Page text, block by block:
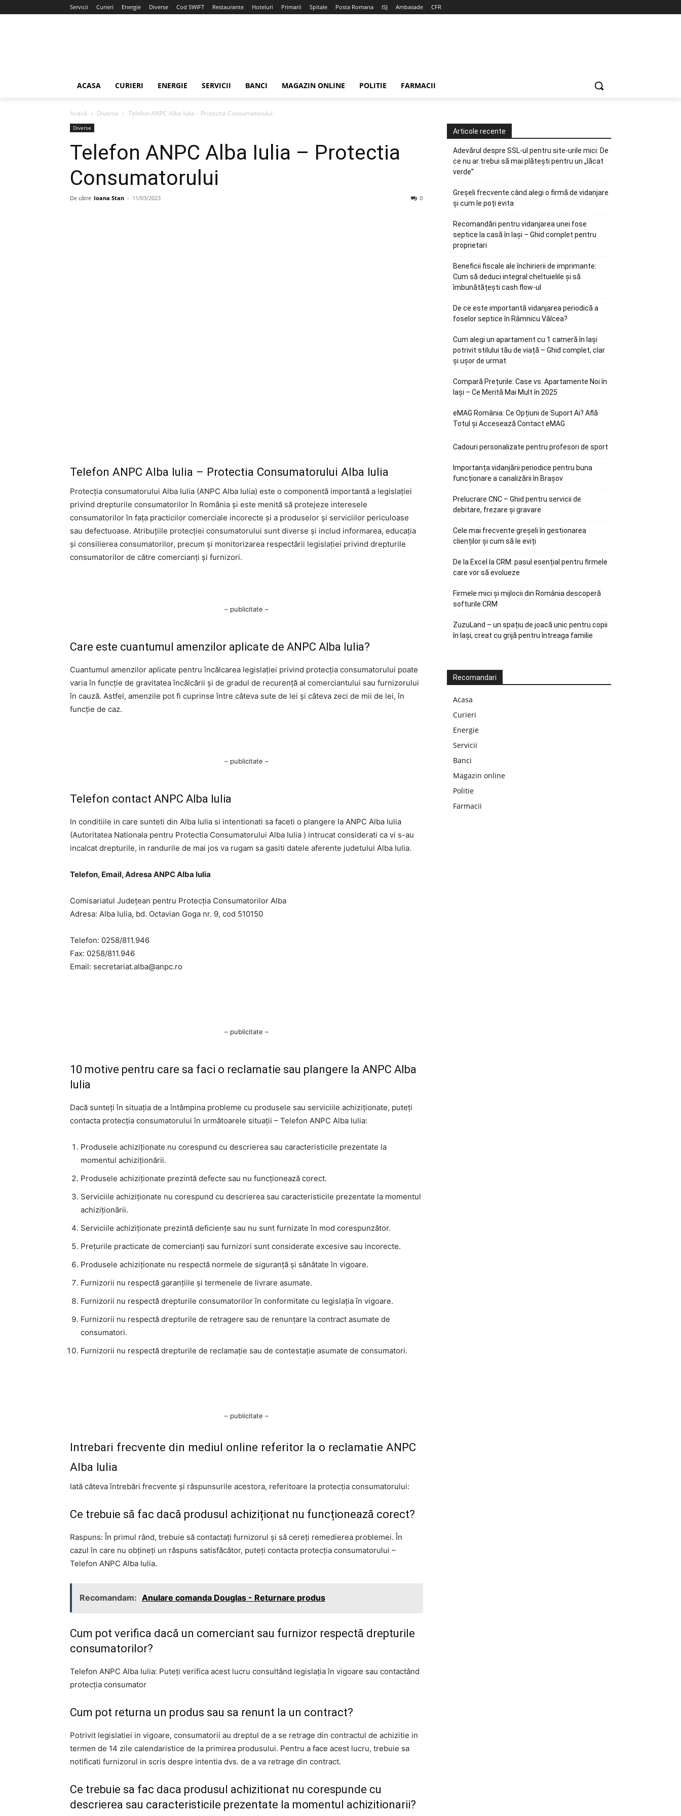
Servicii Curieri Energie Diverse Cod SWIFT Restaurante Hoteluri Primarii Spitale Posta Romana ISJ Ambasade CFR
ACASA CURIERI ENERGIE SERVICII BANCI MAGAZIN ONLINE POLITIE FARMACII
Acasă Diverse Telefon ANPC Alba Iulia – Protectia Consumatorului
Diverse
Telefon ANPC Alba Iulia – Protectia
Consumatorului
De către Ioana Stan - 11/03/2023 0
Telefon ANPC Alba Iulia – Protectia Consumatorului Alba Iulia
Protecția consumatorului Alba Iulia (ANPC Alba Iulia) este o componentă importantă a legislației
privind drepturile consumatorilor în România și este menită să protejeze interesele
consumatorilor în fața practicilor comerciale incorecte și a produselor și serviciilor periculoase
sau defectuoase. Atribuțiile protecției consumatorului sunt diverse și includ informarea, educația
și consilierea consumatorilor, precum și monitorizarea respectării legislației privind drepturile
consumatorilor de către comercianți și furnizori.
– publicitate –
Care este cuantumul amenzilor aplicate de ANPC Alba Iulia?
Cuantumul amenzilor aplicate pentru încălcarea legislației privind protecția consumatorului poate
varia în funcție de gravitatea încălcării și de gradul de recurență al comerciantului sau furnizorului
în cauză. Astfel, amenzile pot fi cuprinse între câteva sute de lei și câteva zeci de mii de lei, în
funcție de caz.
– publicitate –
Telefon contact ANPC Alba Iulia
In conditiile in care sunteti din Alba Iulia si intentionati sa faceti o plangere la ANPC Alba Iulia
(Autoritatea Nationala pentru Protectia Consumatorului Alba Iulia ) intrucat considerati ca vi s-au
incalcat drepturile, in randurile de mai jos va rugam sa gasiti datele aferente judetului Alba Iulia.
Telefon, Email, Adresa ANPC Alba Iulia
Comisariatul Judeţean pentru Protecţia Consumatorilor Alba
Adresa: Alba Iulia, bd. Octavian Goga nr. 9, cod 510150
Telefon: 0258/811.946
Fax: 0258/811.946
Email: secretariat.alba@anpc.ro
– publicitate –
10 motive pentru care sa faci o reclamatie sau plangere la ANPC Alba
Iulia
Dacă sunteți în situația de a întâmpina probleme cu produsele sau serviciile achiziționate, puteți
contacta protecția consumatorului în următoarele situații – Telefon ANPC Alba Iulia:
Produsele achiziționate nu corespund cu descrierea sau caracteristicile prezentate la
momentul achiziționării.
Produsele achiziționate prezintă defecte sau nu funcționează corect.
Serviciile achiziționate nu corespund cu descrierea sau caracteristicile prezentate la momentul
achiziționării.
Serviciile achiziționate prezintă deficiențe sau nu sunt furnizate în mod corespunzător.
Prețurile practicate de comercianți sau furnizori sunt considerate excesive sau incorecte.
Produsele achiziționate nu respectă normele de siguranță și sănătate în vigoare.
Furnizorii nu respectă garanțiile și termenele de livrare asumate.
Furnizorii nu respectă drepturile consumatorilor în conformitate cu legislația în vigoare.
Furnizorii nu respectă drepturile de retragere sau de renunțare la contract asumate de
consumatori.
Furnizorii nu respectă drepturile de reclamație sau de contestație asumate de consumatori.
– publicitate –
Intrebari frecvente din mediul online referitor la o reclamatie ANPC
Alba Iulia
Iată câteva întrebări frecvente și răspunsurile acestora, referitoare la protecția consumatorului:
Ce trebuie să fac dacă produsul achiziționat nu funcționează corect?
Raspuns: În primul rând, trebuie să contactați furnizorul și să cereți remedierea problemei. În
cazul în care nu obțineți un răspuns satisfăcător, puteți contacta protecția consumatorului –
Telefon ANPC Alba Iulia.
Recomandam: Anulare comanda Douglas - Returnare produs
Cum pot verifica dacă un comerciant sau furnizor respectă drepturile
consumatorilor?
Telefon ANPC Alba Iulia: Puteți verifica acest lucru consultând legislația în vigoare sau contactând
protecția consumator
Cum pot returna un produs sau sa renunt la un contract?
Potrivit legislatiei in vigoare, consumatorii au dreptul de a se retrage din contractul de achizitie in
termen de 14 zile calendaristice de la primirea produsului. Pentru a face acest lucru, trebuie sa
notificati furnizorul in scris despre intentia dvs. de a va retrage din contract.
Ce trebuie sa fac daca produsul achizitionat nu corespunde cu
descrierea sau caracteristicile prezentate la momentul achizitionarii?
Articole recente
Adevărul despre SSL-ul pentru site-urile mici: De
ce nu ar trebui să mai plătești pentru un „lăcat
verde”
Greșeli frecvente când alegi o firmă de vidanjare
și cum le poți evita
Recomandări pentru vidanjarea unei fose
septice la casă în Iași – Ghid complet pentru
proprietari
Beneficii fiscale ale închirierii de imprimante:
Cum să deduci integral cheltuielile și să
îmbunătățești cash flow-ul
De ce este importantă vidanjarea periodică a
foselor septice în Râmnicu Vâlcea?
Cum alegi un apartament cu 1 cameră în Iași
potrivit stilului tău de viață – Ghid complet, clar
și ușor de urmat
Compară Prețurile: Case vs. Apartamente Noi în
Iași – Ce Merită Mai Mult în 2025
eMAG România: Ce Opțiuni de Suport Ai? Află
Totul și Accesează Contact eMAG
Cadouri personalizate pentru profesori de sport
Importanța vidanjării periodice pentru buna
funcționare a canalizării în Brașov
Prelucrare CNC – Ghid pentru servicii de
debitare, frezare și gravare
Cele mai frecvente greșeli în gestionarea
clienților și cum să le eviți
De la Excel la CRM: pasul esențial pentru firmele
care vor să evolueze
Firmele mici și mijlocii din România descoperă
softurile CRM
ZuzuLand – un spațiu de joacă unic pentru copii
în Iași, creat cu grijă pentru întreaga familie
Recomandari
Acasa
Curieri
Energie
Servicii
Banci
Magazin online
Politie
Farmacii